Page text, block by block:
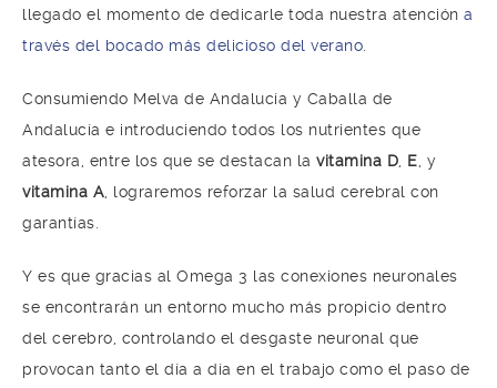
llegado el momento de dedicarle toda nuestra atención a
través del bocado más delicioso del verano
Consumiendo Melva de Andalucía y Caballa de
Andalucía e introduciendo todos los nutrientes que
atesora, entre los que se destacan la vitamina D E , y
vitamina A , lograremos reforzar la salud cerebral con
garantías.
Y es que gracias al Omega 3 las conexiones neuronales
se encontrarán un entorno mucho más propicio dentro
del cerebro, controlando el desgaste neuronal que
provocan tanto el día a día en el trabajo como el paso de